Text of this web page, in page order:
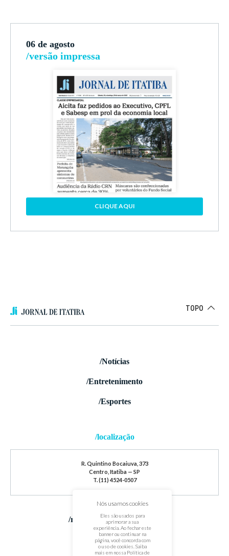
06 de agosto
/versão impressa
CLIQUE AQUI
TOPO
/Notícias
/Entretenimento
/Esportes
/localização
R. Quintino Bocaiuva, 373
Centro, Itatiba — SP
T. (11) 4524-0507
/redes sociais
Nós usamos cookies
Eles são usados para
aprimorar a sua
experiência. Ao fechar este
banner ou continuar na
página, você concorda com
o uso de cookies. Saiba
mais em nossa Política de